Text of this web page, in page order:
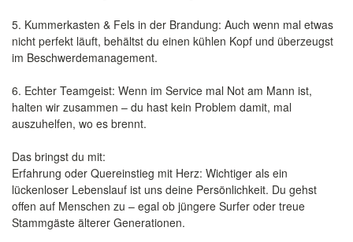
5. Kummerkasten & Fels in der Brandung: Auch wenn mal etwas
nicht perfekt läuft, behältst du einen kühlen Kopf und überzeugst
im Beschwerdemanagement.
6. Echter Teamgeist: Wenn im Service mal Not am Mann ist,
halten wir zusammen – du hast kein Problem damit, mal
auszuhelfen, wo es brennt.
Das bringst du mit:
Erfahrung oder Quereinstieg mit Herz: Wichtiger als ein
lückenloser Lebenslauf ist uns deine Persönlichkeit. Du gehst
offen auf Menschen zu – egal ob jüngere Surfer oder treue
Stammgäste älterer Generationen.